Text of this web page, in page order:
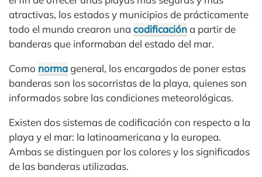
atractivas, los estados y municipios de prácticamente
todo el mundo crearon una codificacióna partir de
banderas que informaban del estado del mar.
Como normageneral, los encargados de poner estas
banderas son los socorristas de la playa, quienes son
informados sobre las condiciones meteorológicas.
Existen dos sistemas de codificación con respecto a la
playa y el mar: la latinoamericana y la europea.
Ambas se distinguen por los colores y los significados
de las banderas utilizadas.